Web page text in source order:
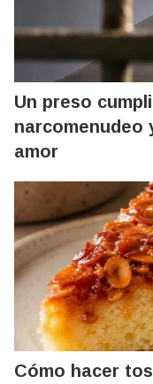
Un preso
narcomenudeo
amor
Cómo hacer